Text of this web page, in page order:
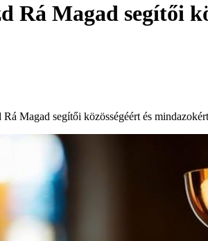
Rá Magad segítői
Rá Magad segítői közösségéért és